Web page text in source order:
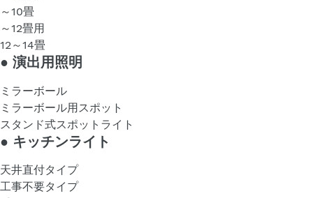
～10畳
～12畳用
12～14畳
● 演出用照明
ミラーボール
ミラーボール用スポット
スタンド式スポットライト
● キッチンライト
天井直付タイプ
工事不要タイプ